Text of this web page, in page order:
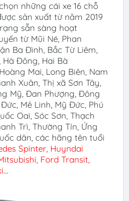
những cái xe 16 chỗ
sản xuất từ năm 2019
sẵn sàng hoạt
từ Mũi Né, Phan
Ba Đình, Bắc Từ Liêm,
Đông, Hai Bà
Mai, Long Biên, Nam
Xuân, Thị xã Sơn Tây,
Mỹ, Đan Phượng, Đông
Mê Linh, Mỹ Đức, Phú
Oai, Sóc Sơn, Thạch
Trì, Thường Tín, Ứng
dân, các hãng tên tuổi
Spinter, Huyndai
Ford Transit,
...